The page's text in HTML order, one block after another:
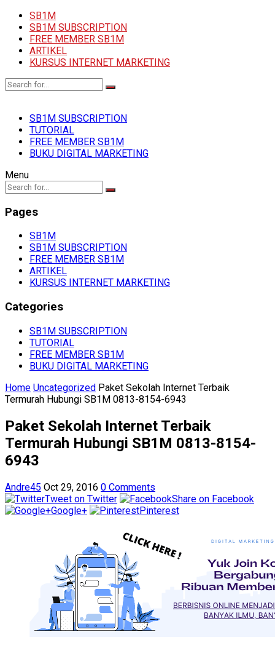
SB1M
SB1M SUBSCRIPTION
FREE MEMBER SB1M
ARTIKEL
KURSUS INTERNET MARKETING
SB1M SUBSCRIPTION
TUTORIAL
FREE MEMBER SB1M
BUKU DIGITAL MARKETING
Menu
Pages
SB1M
SB1M SUBSCRIPTION
FREE MEMBER SB1M
ARTIKEL
KURSUS INTERNET MARKETING
Categories
SB1M SUBSCRIPTION
TUTORIAL
FREE MEMBER SB1M
BUKU DIGITAL MARKETING
Home Uncategorized Paket Sekolah Internet Terbaik
Termurah Hubungi SB1M 0813-8154-6943
Paket Sekolah Internet Terbaik
Termurah Hubungi SB1M 0813-8154-
6943
Andre45 Oct 29, 2016 0 Comments
Tweet on Twitter
Share on Facebook
Google+
Pinterest